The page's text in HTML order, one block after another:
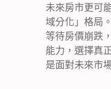
未來房市更可
域分化」格局
等待房價崩跌
能力，選擇真
是面對未來市